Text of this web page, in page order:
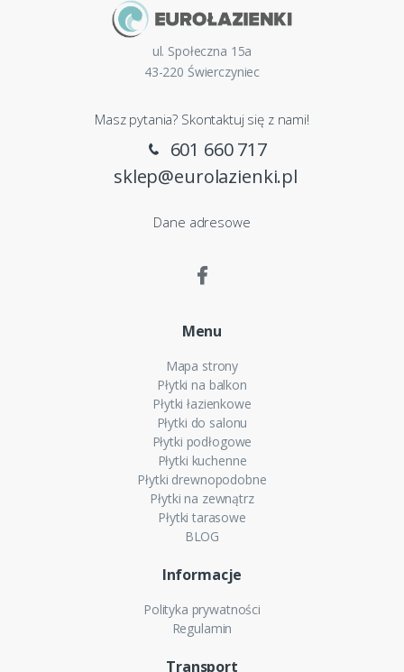
ul. Społeczna 15a
43-220 Świerczyniec
Masz pytania? Skontaktuj się z nami!
601 660 717
sklep@eurolazienki.pl
Dane adresowe
Menu
Mapa strony
Płytki na balkon
Płytki łazienkowe
Płytki do salonu
Płytki podłogowe
Płytki kuchenne
Płytki drewnopodobne
Płytki na zewnątrz
Płytki tarasowe
BLOG
Informacje
Polityka prywatności
Regulamin
Transport